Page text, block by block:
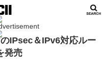
IPsec＆IPv6対応ルー
発売